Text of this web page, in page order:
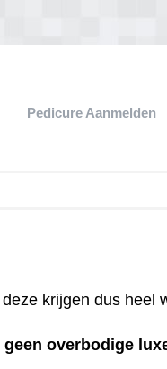
Pedicure Aanmelden
krijgen dus heel
geen overbodige